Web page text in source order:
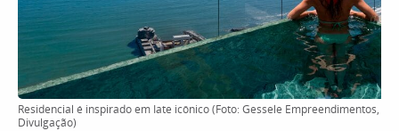
Residencial é inspirado em Iate icônico (Foto: Gessele Empreendimentos,
Divulgação)